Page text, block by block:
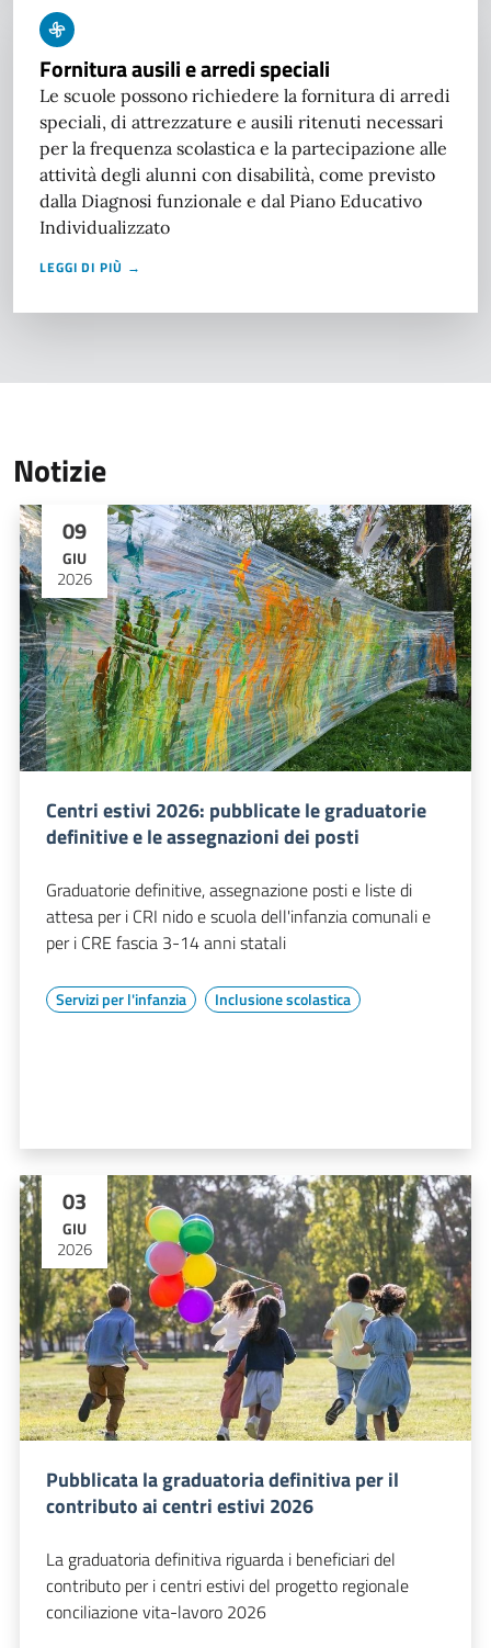
Fornitura ausili e arredi speciali
Le scuole possono richiedere la fornitura di arredi
speciali, di attrezzature e ausili ritenuti necessari
per la frequenza scolastica e la partecipazione alle
attività degli alunni con disabilità, come previsto
dalla Diagnosi funzionale e dal Piano Educativo
Individualizzato
LEGGI DI PIÙ →
Notizie
09
GIU
2026
Centri estivi 2026: pubblicate le graduatorie
definitive e le assegnazioni dei posti
Graduatorie definitive, assegnazione posti e liste di
attesa per i CRI nido e scuola dell'infanzia comunali e
per i CRE fascia 3-14 anni statali
Servizi per l'infanzia Inclusione scolastica
03
GIU
2026
Pubblicata la graduatoria definitiva per il
contributo ai centri estivi 2026
La graduatoria definitiva riguarda i beneficiari del
contributo per i centri estivi del progetto regionale
conciliazione vita-lavoro 2026